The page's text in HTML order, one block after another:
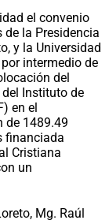
el convenio
la Presidencia
y la Universidad
intermedio de
del
Instituto de
en el
de 1489.49
financiada
Cristiana
un
Mg. Raúl